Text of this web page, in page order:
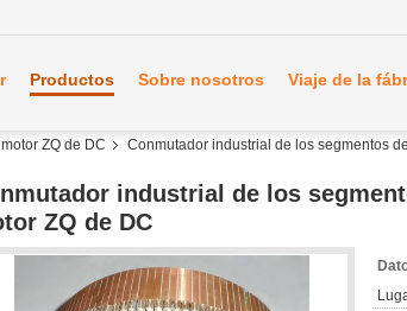
Productos Sobre nosotros Viaje de la
ZQ de DC Conmutador industrial de los segmentos
industrial de los
ZQ de DC